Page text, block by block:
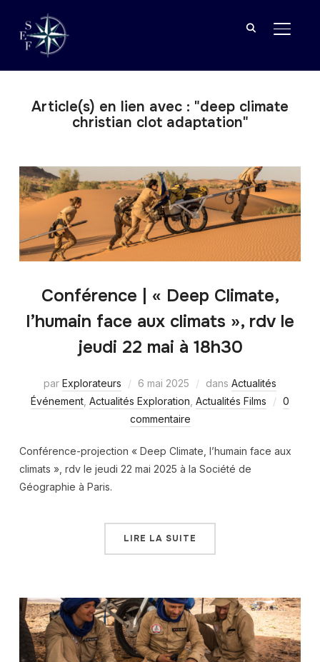
Article(s) en lien avec : "deep climate
christian clot adaptation"
Conférence | « Deep Climate,
l’humain face aux climats », rdv le
jeudi 22 mai à 18h30
par Explorateurs 6 mai 2025 dans Actualités
Événement Actualités Exploration Actualités Films
0
commentaire
Conférence-projection « Deep Climate, l’humain face aux
climats », rdv le jeudi 22 mai 2025 à la Société de
Géographie à Paris.
LIRE LA SUITE